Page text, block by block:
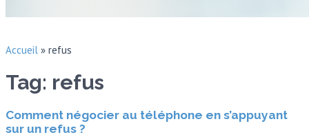
Accueil » refus
Tag: refus
Comment négocier au téléphone en s’appuyant
sur un refus ?